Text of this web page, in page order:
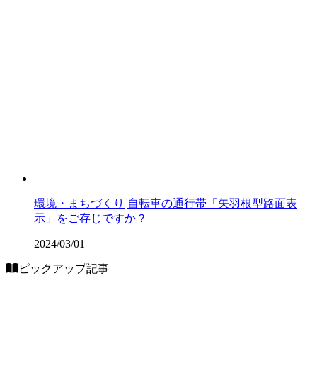
環境・まちづくり 自転車の通行帯「矢羽根型路面表
示」をご存じですか？
2024/03/01
ピックアップ記事